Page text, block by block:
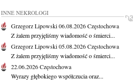
INNE NEKROLOGI
Grzegorz Lipowski06.08.2026Częstochowa
Z żalem przyjęliśmy wiadomość o śmierci...
Grzegorz Lipowski05.08.2026Częstochowa
Z żalem przyjęliśmy wiadomość o śmierci...
22.06.2026Częstochowa
Wyrazy głębokiego współczucia oraz...